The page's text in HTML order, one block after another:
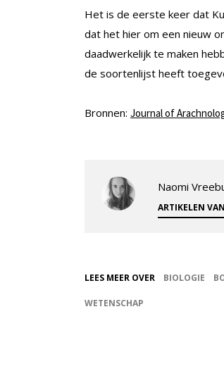
Het is de eerste keer dat
dat het hier om een nieuw
daadwerkelijk te maken
de soortenlijst heeft
Bronnen: Journal of
Naomi
ARTIKELEN
LEES MEER OVER BIOLOGIE
WETENSCHAP